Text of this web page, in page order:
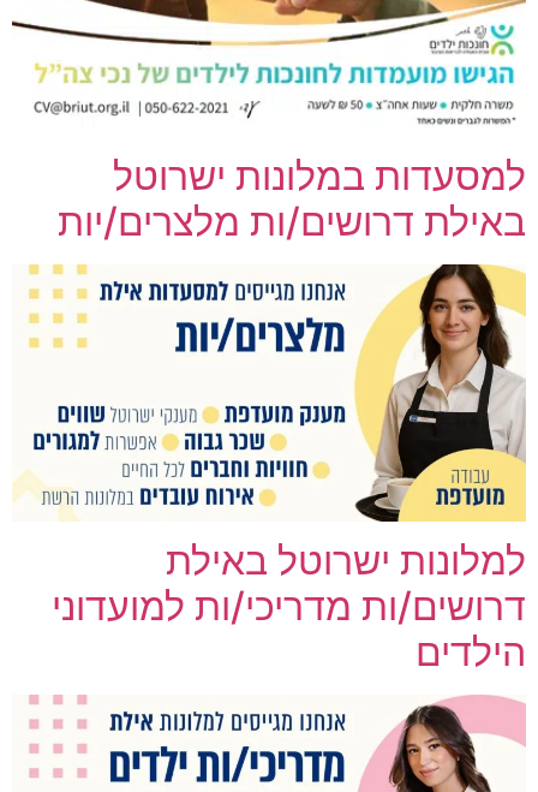
למסעדות במלונות ישרוטל
באילת דרושים/ות מלצרים/יות
למלונות ישרוטל באילת
דרושים/ות מדריכי/ות למועדוני
הילדים